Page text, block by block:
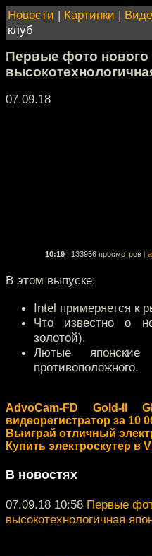
Новости | Картинки |
клуб
Первые фото нового
07.09.18
10:19 133956 просмотров
В этом выпуске:
Intel примеряется к
Что известно о
золотой).
Лютые
противоположного.
AdvoCam-FD Gold-II
видеорегистратор за 10
Выиграй отличный
Купить электроскутер в
В новостях
07.09.18 10:58 Первые
высокотехнологичная